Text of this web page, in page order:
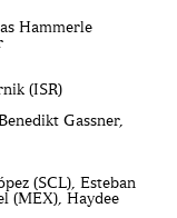
Hammerle
(ISR)
Gassner,
(SCL), Esteban
(MEX), Haydee